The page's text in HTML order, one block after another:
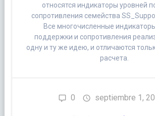
относятся индикаторы уровней
сопротивления семейства
Все многочисленные
поддержки и сопротивления
одну и ту же идею, и отличаются
расчета.
0 septiembre 1,